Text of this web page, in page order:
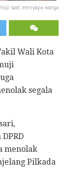
saat menyapa warga
Wali Kota
segala
menolak
Pilkada